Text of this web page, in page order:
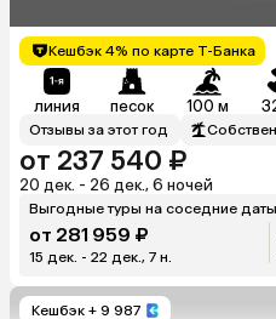
Кешбэк 4% по карте Т-Банка
линия песок 100 м
Отзывы за этот год
от 237 540 ₽
20 дек. - 26 дек., 6 ночей
Выгодные туры на соседние даты
от 281 959 ₽
15 дек. - 22 дек., 7 н.
Кешбэк + 9 987